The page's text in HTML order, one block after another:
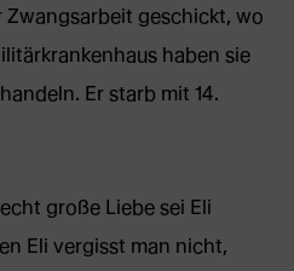
geschickt, wo
haben sie
Er starb mit 14.
große Liebe sei Eli
Eli vergisst man nicht,